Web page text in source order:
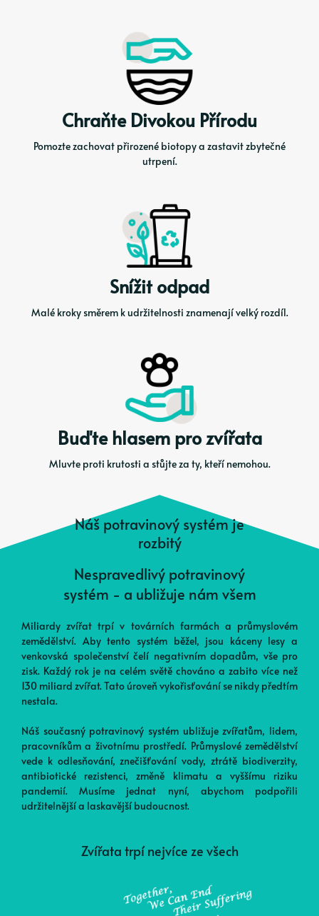
Chraňte Divokou Přírodu
Pomozte zachovat přirozené biotopy a zastavit zbytečné
utrpení.
Snížit odpad
Malé kroky směrem k udržitelnosti znamenají velký rozdíl.
Buďte hlasem pro zvířata
Mluvte proti krutosti a stůjte za ty, kteří nemohou.
Náš potravinový systém je
rozbitý
Nespravedlivý potravinový
systém - a ubližuje nám všem
Miliardy zvířat trpí v továrních farmách a průmyslovém
zemědělství. Aby tento systém běžel, jsou káceny lesy a
venkovská společenství čelí negativním dopadům, vše pro
zisk. Každý rok je na celém světě chováno a zabito více než
130 miliard zvířat. Tato úroveň vykořisťování se nikdy předtím
nestala.
Náš současný potravinový systém ubližuje zvířatům, lidem,
pracovníkům a životnímu prostředí. Průmyslové zemědělství
vede k odlesňování, znečišťování vody, ztrátě biodiverzity,
antibiotické rezistenci, změně klimatu a vyššímu riziku
pandemií. Musíme jednat nyní, abychom podpořili
udržitelnější a laskavější budoucnost.
Zvířata trpí nejvíce ze všech